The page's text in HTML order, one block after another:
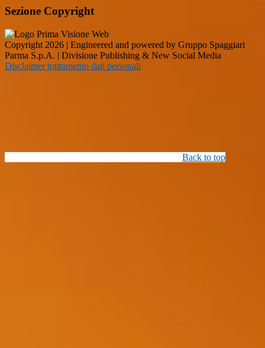
Sezione Copyright
Copyright 2026 | Engineered and powered by Gruppo Spaggiari
Parma S.p.A. | Divisione Publishing & New Social Media
Disclaimer trattamento dati personali
Back to top